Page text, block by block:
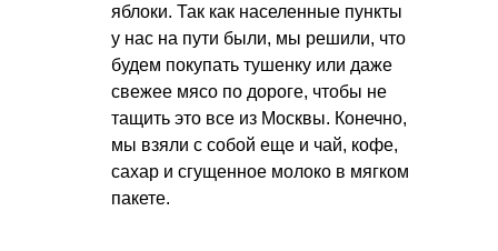
яблоки. Так как населенные пункты
у нас на пути были, мы решили, что
будем покупать тушенку или даже
свежее мясо по дороге, чтобы не
тащить это все из Москвы. Конечно,
мы взяли с собой еще и чай, кофе,
сахар и сгущенное молоко в мягком
пакете.